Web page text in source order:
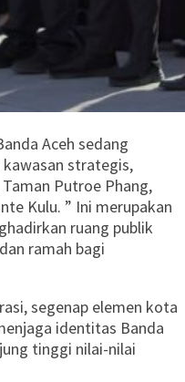
Aceh sedang
strategis,
Putroe Phang,
Kulu. ” Ini merupakan
ruang publik
ramah bagi
segenap elemen kota
identitas Banda
tinggi nilai-nilai